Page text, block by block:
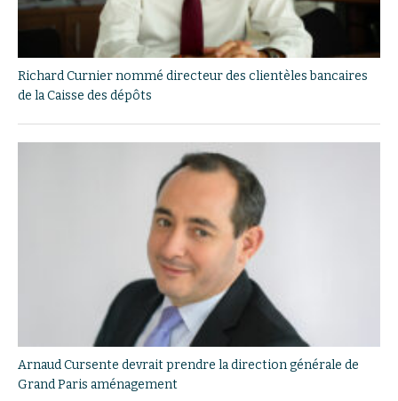
Richard Curnier nommé directeur des clientèles bancaires
de la Caisse des dépôts
Arnaud Cursente devrait prendre la direction générale de
Grand Paris aménagement